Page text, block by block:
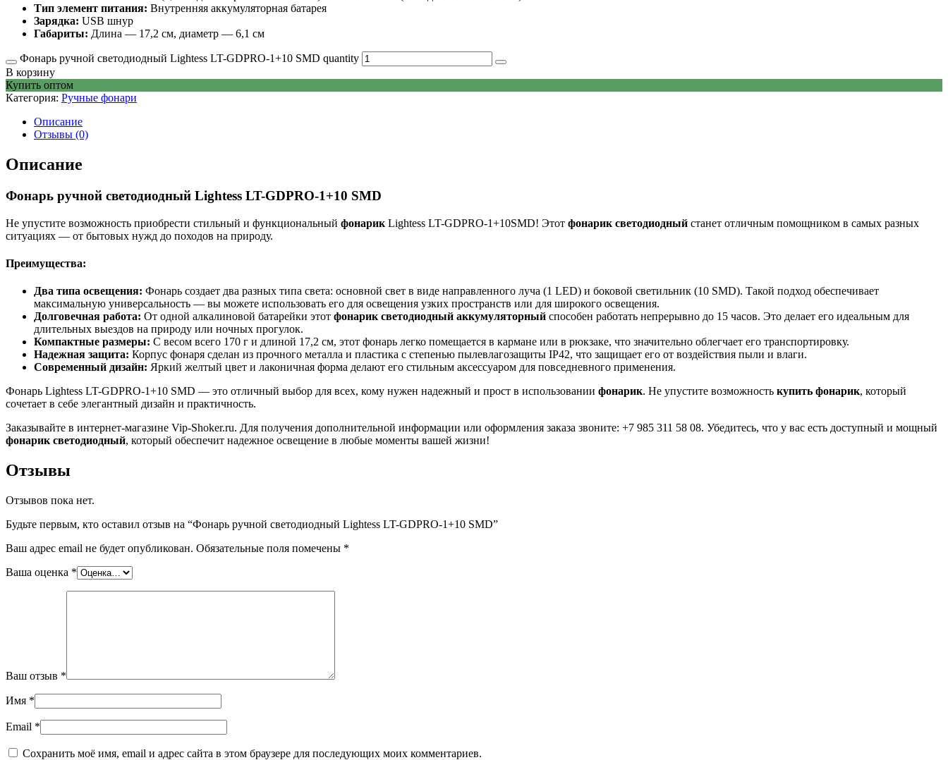
Тип элемент питания: Внутренняя аккумуляторная батарея
Зарядка: USB шнур
Габариты: Длина — 17,2 см, диаметр — 6,1 см
Фонарь ручной светодиодный Lightess LT-GDPRO-1+10 SMD quantity
В корзину
Купить оптом
Категория: Ручные фонари
Описание
Отзывы (0)
Описание
Фонарь ручной светодиодный Lightess LT-GDPRO-1+10 SMD
Не упустите возможность приобрести стильный и функциональный фонарик Lightess LT-GDPRO-1+10SMD! Этот фонарик светодиодный станет отличным помощником в самых разных
ситуациях — от бытовых нужд до походов на природу.
Преимущества:
Два типа освещения: Фонарь создает два разных типа света: основной свет в виде направленного луча (1 LED) и боковой светильник (10 SMD). Такой подход обеспечивает
максимальную универсальность — вы можете использовать его для освещения узких пространств или для широкого освещения.
Долговечная работа: От одной алкалиновой батарейки этот фонарик светодиодный аккумуляторный способен работать непрерывно до 15 часов. Это делает его идеальным для
длительных выездов на природу или ночных прогулок.
Компактные размеры: С весом всего 170 г и длиной 17,2 см, этот фонарь легко помещается в кармане или в рюкзаке, что значительно облегчает его транспортировку.
Надежная защита: Корпус фонаря сделан из прочного металла и пластика с степенью пылевлагозащиты IP42, что защищает его от воздействия пыли и влаги.
Современный дизайн: Яркий желтый цвет и лаконичная форма делают его стильным аксессуаром для повседневного применения.
Фонарь Lightess LT-GDPRO-1+10 SMD — это отличный выбор для всех, кому нужен надежный и прост в использовании фонарик. Не упустите возможность купить фонарик, который
сочетает в себе элегантный дизайн и практичность.
Заказывайте в интернет-магазине Vip-Shoker.ru. Для получения дополнительной информации или оформления заказа звоните: +7 985 311 58 08. Убедитесь, что у вас есть доступный и мощный
фонарик светодиодный, который обеспечит надежное освещение в любые моменты вашей жизни!
Отзывы
Отзывов пока нет.
Будьте первым, кто оставил отзыв на “Фонарь ручной светодиодный Lightess LT-GDPRO-1+10 SMD”
Ваш адрес email не будет опубликован. Обязательные поля помечены *
Ваша оценка *
Ваш отзыв *
Имя *
Email *
Сохранить моё имя, email и адрес сайта в этом браузере для последующих моих комментариев.